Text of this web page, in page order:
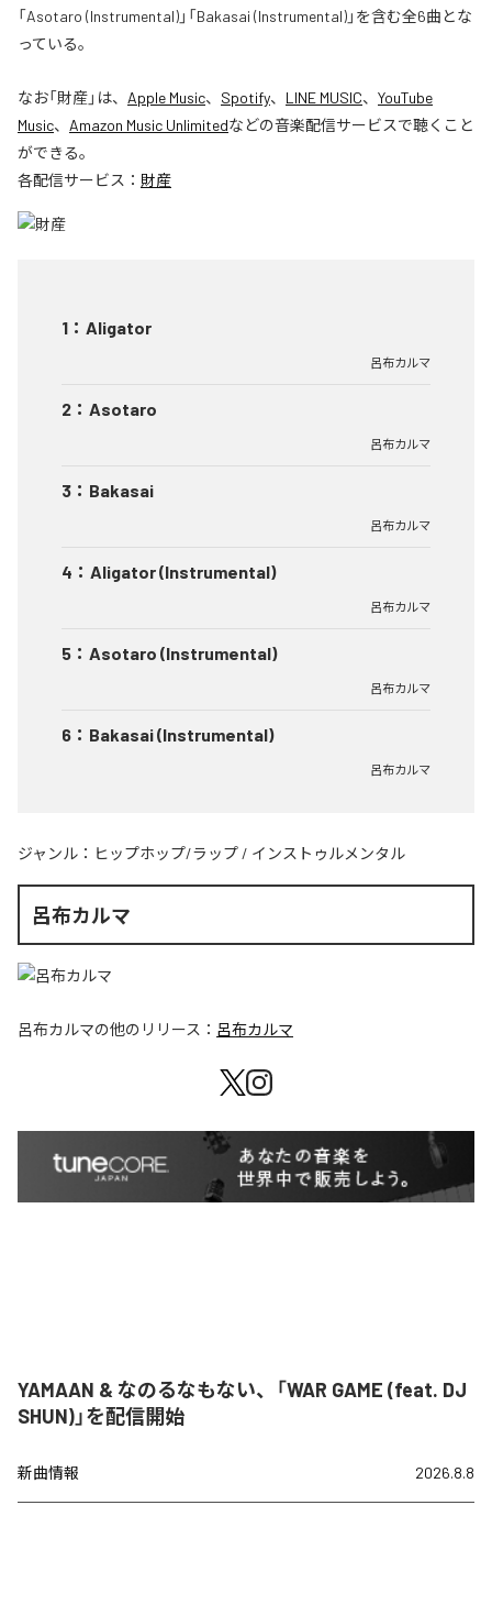
「Asotaro (Instrumental)」「Bakasai (Instrumental)」を含む全6曲とな
っている。
なお「財産」は、 Apple Music、 Spotify、 LINE MUSIC、 YouTube
Music、 Amazon Music Unlimitedなどの音楽配信サービスで聴くこと
ができる。
各配信サービス： 財産
1 ： Aligator
呂布カルマ
2 ： Asotaro
呂布カルマ
3 ： Bakasai
呂布カルマ
4 ： Aligator (Instrumental)
呂布カルマ
5 ： Asotaro (Instrumental)
呂布カルマ
6 ： Bakasai (Instrumental)
呂布カルマ
ジャンル： ヒップホップ/ラップ / インストゥルメンタル
呂布カルマ
呂布カルマの他のリリース： 呂布カルマ
YAMAAN & なのるなもない、「WAR GAME (feat. DJ
SHUN)」を配信開始
新曲情報 2026.8.8